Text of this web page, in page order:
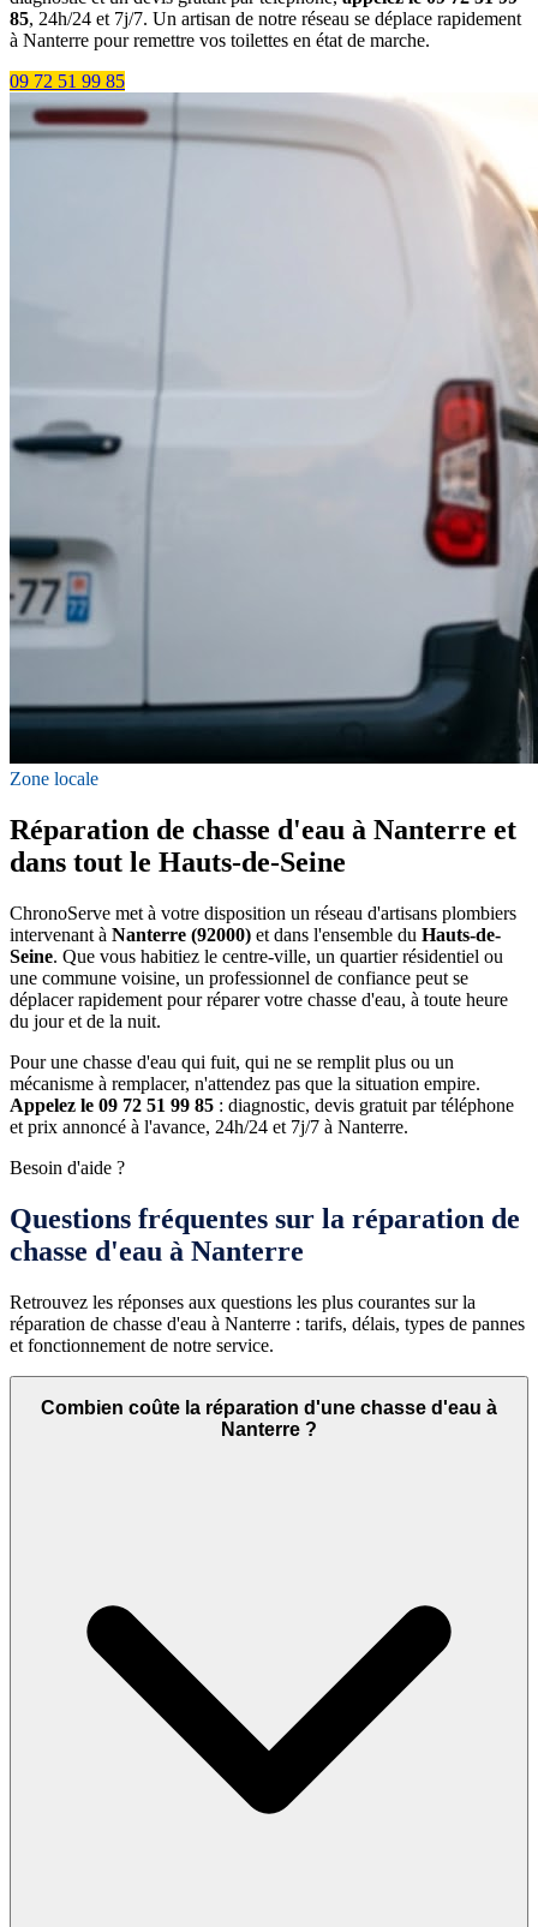
85, 24h/24 et 7j/7. Un artisan de notre réseau se déplace rapidement
à Nanterre pour remettre vos toilettes en état de marche.
09 72 51 99 85
Zone locale
Réparation de chasse d'eau à Nanterre et
dans tout le Hauts-de-Seine
ChronoServe met à votre disposition un réseau d'artisans plombiers
intervenant à Nanterre (92000) et dans l'ensemble du Hauts-de-
Seine. Que vous habitiez le centre-ville, un quartier résidentiel ou
une commune voisine, un professionnel de confiance peut se
déplacer rapidement pour réparer votre chasse d'eau, à toute heure
du jour et de la nuit.
Pour une chasse d'eau qui fuit, qui ne se remplit plus ou un
mécanisme à remplacer, n'attendez pas que la situation empire.
Appelez le 09 72 51 99 85 : diagnostic, devis gratuit par téléphone
et prix annoncé à l'avance, 24h/24 et 7j/7 à Nanterre.
Besoin d'aide ?
Questions fréquentes sur la réparation de
chasse d'eau à Nanterre
Retrouvez les réponses aux questions les plus courantes sur la
réparation de chasse d'eau à Nanterre : tarifs, délais, types de pannes
et fonctionnement de notre service.
Combien coûte la réparation d'une chasse d'eau à
Nanterre ?